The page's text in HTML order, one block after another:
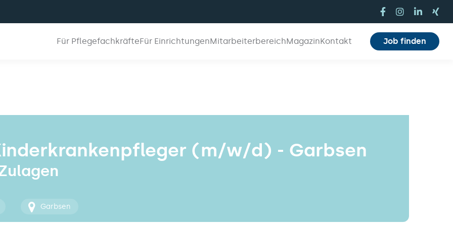
Für PflegefachkräfteFür EinrichtungenMitarbeiterbereichMagazinKontakt Job finden
(m/w/d) - Garbsen
Garbsen